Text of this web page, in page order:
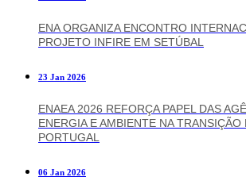
ENA ORGANIZA ENCONTRO
PROJETO INFIRE EM SETÚBAL
23 Jan 2026
ENAEA 2026 REFORÇA PAPEL DAS
ENERGIA E AMBIENTE NA TRANSIÇÃO
PORTUGAL
06 Jan 2026